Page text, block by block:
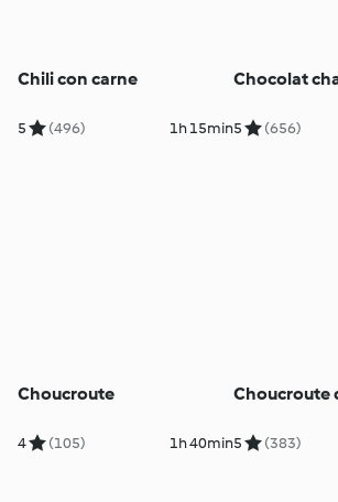
Chili con carne
5 (496) 1h 15min
Chocolat
5 (656)
Choucroute
4 (105) 1h 40min
Choucroute
5 (383)